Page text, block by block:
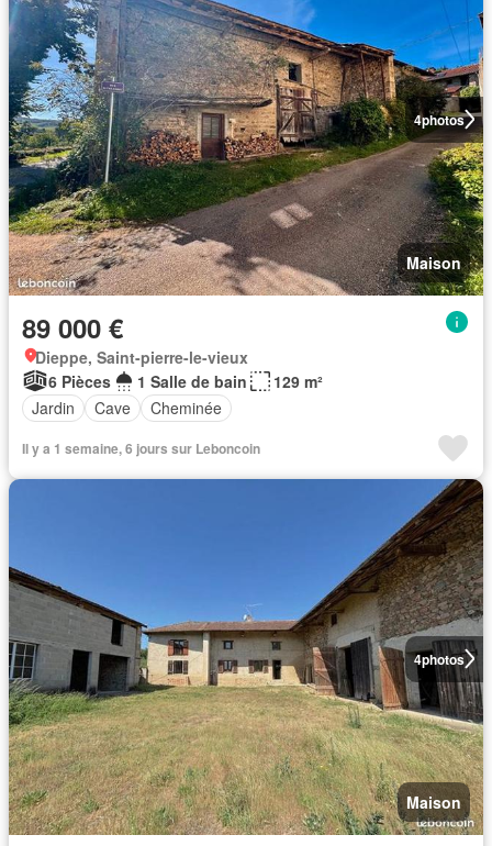
4photos
Maison
89 000 €
Dieppe, Saint-pierre-le-vieux
6 Pièces
1 Salle de bain
129 m²
Jardin
Cave Cheminée
Il y a 1 semaine, 6 jours sur Leboncoin
4photos
Maison